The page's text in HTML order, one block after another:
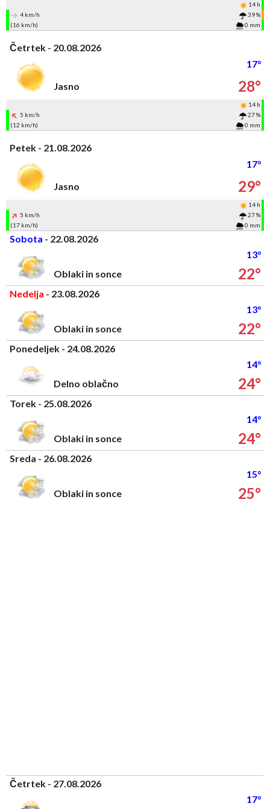
14 h
4 km/h
39 %
(16 km/h)
0 mm
Četrtek - 20.08.2026
17°
Jasno
28°
14 h
5 km/h
27 %
(12 km/h)
0 mm
Petek - 21.08.2026
17°
Jasno
29°
14 h
5 km/h
27 %
(17 km/h)
0 mm
Sobota - 22.08.2026
13°
Oblaki in sonce
22°
Nedelja - 23.08.2026
13°
Oblaki in sonce
22°
Ponedeljek - 24.08.2026
14°
Delno oblačno
24°
Torek - 25.08.2026
14°
Oblaki in sonce
24°
Sreda - 26.08.2026
15°
Oblaki in sonce
25°
Četrtek - 27.08.2026
17°